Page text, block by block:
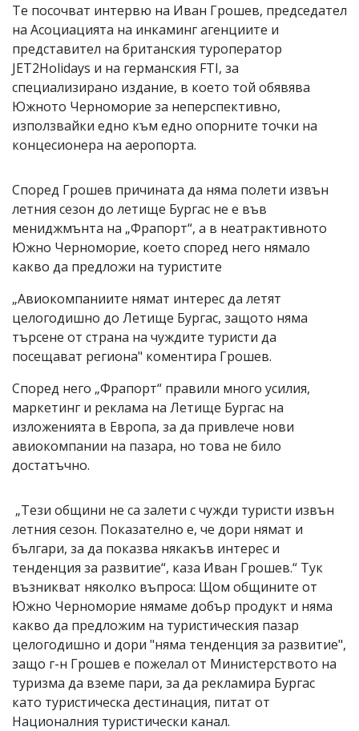
Те посочват интервю на Иван Грошев, председател
на Асоциацията на инкаминг агенциите и
представител на британския туроператор
JET2Holidays и на германския FTI, за
специализирано издание, в което той обявява
Южното Черноморие за неперспективно,
използвайки едно към едно опорните точки на
концесионера на аеропорта.
Според Грошев причината да няма полети извън
летния сезон до летище Бургас не е във
мениджмънта на „Фрапорт“, а в неатрактивното
Южно Черноморие, което според него нямало
какво да предложи на туристите
„Авиокомпаниите нямат интерес да летят
целогодишно до Летище Бургас, защото няма
търсене от страна на чуждите туристи да
посещават региона" коментира Грошев.
Според него „Фрапорт“ правили много усилия,
маркетинг и реклама на Летище Бургас на
изложенията в Европа, за да привлече нови
авиокомпании на пазара, но това не било
достатъчно.
„Тези общини не са залети с чужди туристи извън
летния сезон. Показателно е, че дори нямат и
българи, за да показва някакъв интерес и
тенденция за развитие“, каза Иван Грошев.“ Тук
възникват няколко въпроса: Щом общините от
Южно Черноморие нямаме добър продукт и няма
какво да предложим на туристическия пазар
целогодишно и дори "няма тенденция за развитие",
защо г-н Грошев е пожелал от Министерството на
туризма да вземе пари, за да рекламира Бургас
като туристическа дестинация, питат от
Националния туристически канал.